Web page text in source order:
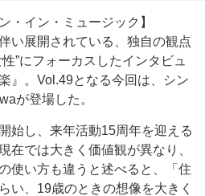
イン・ミュージック】
い展開されている、独自の観点
”にフォーカスしたインタビュ
』。Vol.49となる今回は、シン
が登場した。
始し、来年活動15周年を迎える
在では大きく価値観が異なり、
使い方も違うと述べると、「住
い、19歳のときの想像を大きく